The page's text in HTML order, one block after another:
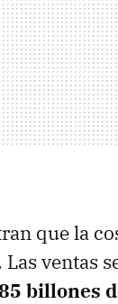
que la
ventas
billones